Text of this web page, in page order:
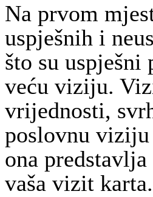
Na prvom
uspješnih i
što su
veću viziju.
vrijednosti,
poslovnu viziju
ona
vaša vizit karta.